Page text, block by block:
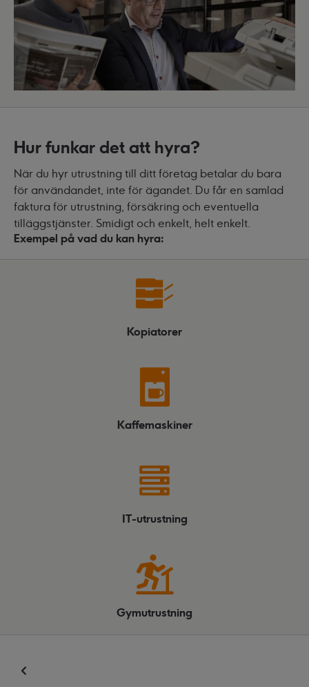
Hur funkar det att hyra?
När du hyr utrustning till ditt företag betalar du bara
för användandet, inte för ägandet. Du får en samlad
faktura för utrustning, försäkring och eventuella
tilläggstjänster. Smidigt och enkelt, helt enkelt.
Exempel på vad du kan hyra:
Kopiatorer
Kaffemaskiner
IT-utrustning
Gymutrustning